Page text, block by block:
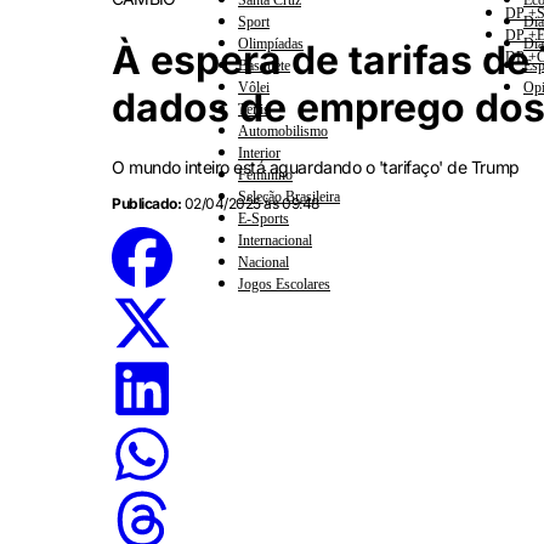
Sport
Olimpíadas
Basquete
Vôlei
Tênis
Automobilismo
Interior
Feminino
Seleção Brasileira
E-Sports
Internacional
Nacional
Jogos Escolares
DP
DP
DP
À espera de tarifas
dados de emprego
O mundo inteiro está aguardando o 'tarifaço' de Trump
Publicado: 02/04/2025 às 09:48